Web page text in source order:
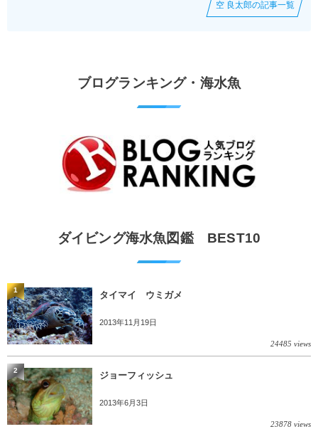
空 良太郎の記事一覧
ブログランキング・海水魚
ダイビング海水魚図鑑 BEST10
タイマイ ウミガメ
2013年11月19日
24485 views
1
ジョーフィッシュ
2013年6月3日
23878 views
2